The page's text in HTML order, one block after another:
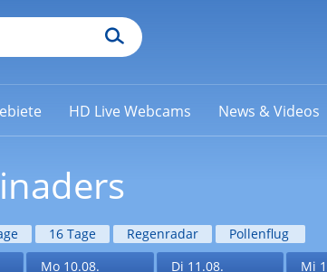
HD Live Webcams News & Videos
16 Tage Regenradar Pollenflug
Mo 10.08.
Di 11.08.
Mi